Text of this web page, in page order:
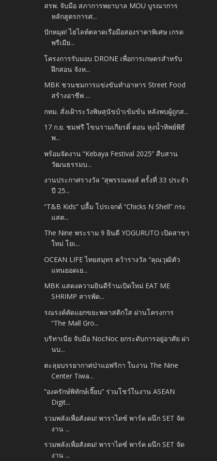
สรพ. จับมือ สภาการพยาบาล MOU บูรณาการ
หลักสูตรการศ...
ปักหมุด! ไฮไลท์ตลาดเรือมือสองราคาพิเศษ เกรด
พรีเมีย...
โครงการรับมอบ DRONE เพื่อการเกษตรสำหรับ
ฝึกสอน จังห...
MBK ชวนชมการแข่งขันทำอาหาร Street Food
สร้างอาชีพ ...
กทม. สั่งเฝ้าระวังพิษสุนัขบ้าเข้มข้น หลังพบผู้ถูกส...
17 ก.ย. ชมฟรี โขนรามเกียรติ์ ตอน หุงน้ำทิพย์พิธี
พ...
พร้อมจัดงาน “Kebaya Festival 2025” สืบสาน
วัฒนธรรมบ...
งานประกาศรางวัล “สุพรรณหงส์ ครั้งที่ 33 ประจำ
ปี 25...
​“T&B Kids” ปลื้ม โปรเจกต์ “Chicks N Shell” กระ
แสต...
The Nine พระราม 9 ยินดี YOGURUTO เปิดสาขา
ใหม่ โยเ...
OCEAN LIFE ไทยสมุทร คว้ารางวัล “คุณวุฒิตัว
แทนยอดเย...
MBK แสดงความยินดีร้านเปิดใหม่ EAT ME
SHRIMP สารพัด...
รณรงค์คัดแยกขยะพลาสติกใส ผ่านโครงการ
“The Mall Gro...
บริทาเนีย จับมือ NocNoc ยกระดับการอยู่อาศัย ผ่า
นบ...
ตะลุยบรรยากาศป่าแอฟริกา ในงาน The Nine
Center Tiwa...
“องครักษ์พิทักษ์เจี๊ยบ” ร่วมโชว์ในงาน ASEAN
Digit...
รวมพลังเพื่อสังคม! พาราไดซ์ พาร์ค ผนึก SET จัด
งาน ...
รวมพลังเพื่อสังคม! พาราไดซ์ พาร์ค ผนึก SET จัด
งาน ...